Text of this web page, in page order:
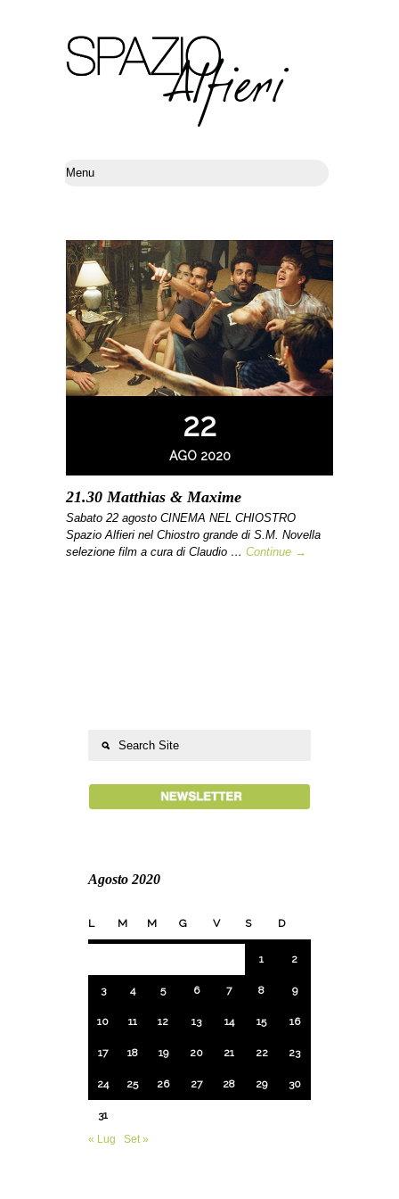
22
AGO 2020
21.30 Matthias & Maxime
Sabato 22 agosto CINEMA NEL CHIOSTRO
Spazio Alfieri nel Chiostro grande di S.M. Novella
selezione film a cura di Claudio … Continue →
Agosto 2020
L M M G V S D
1 2
3 4 5 6 7 8 9
10 11 12 13 14 15 16
17 18 19 20 21 22 23
24 25 26 27 28 29 30
31
« Lug
Set »